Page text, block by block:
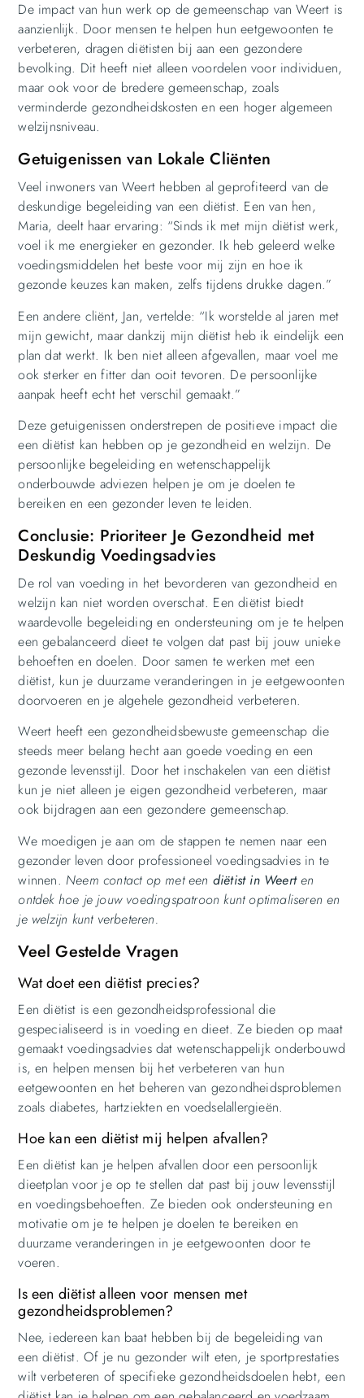
De impact van hun werk op de gemeenschap van Weert is
aanzienlijk. Door mensen te helpen hun eetgewoonten te
verbeteren, dragen diëtisten bij aan een gezondere
bevolking. Dit heeft niet alleen voordelen voor individuen,
maar ook voor de bredere gemeenschap, zoals
verminderde gezondheidskosten en een hoger algemeen
welzijnsniveau.
Getuigenissen van Lokale Cliënten
Veel inwoners van Weert hebben al geprofiteerd van de
deskundige begeleiding van een diëtist. Een van hen,
Maria, deelt haar ervaring: “Sinds ik met mijn diëtist werk,
voel ik me energieker en gezonder. Ik heb geleerd welke
voedingsmiddelen het beste voor mij zijn en hoe ik
gezonde keuzes kan maken, zelfs tijdens drukke dagen.”
Een andere cliënt, Jan, vertelde: “Ik worstelde al jaren met
mijn gewicht, maar dankzij mijn diëtist heb ik eindelijk een
plan dat werkt. Ik ben niet alleen afgevallen, maar voel me
ook sterker en fitter dan ooit tevoren. De persoonlijke
aanpak heeft echt het verschil gemaakt.”
Deze getuigenissen onderstrepen de positieve impact die
een diëtist kan hebben op je gezondheid en welzijn. De
persoonlijke begeleiding en wetenschappelijk
onderbouwde adviezen helpen je om je doelen te
bereiken en een gezonder leven te leiden.
Conclusie: Prioriteer Je Gezondheid met
Deskundig Voedingsadvies
De rol van voeding in het bevorderen van gezondheid en
welzijn kan niet worden overschat. Een diëtist biedt
waardevolle begeleiding en ondersteuning om je te helpen
een gebalanceerd dieet te volgen dat past bij jouw unieke
behoeften en doelen. Door samen te werken met een
diëtist, kun je duurzame veranderingen in je eetgewoonten
doorvoeren en je algehele gezondheid verbeteren.
Weert heeft een gezondheidsbewuste gemeenschap die
steeds meer belang hecht aan goede voeding en een
gezonde levensstijl. Door het inschakelen van een diëtist
kun je niet alleen je eigen gezondheid verbeteren, maar
ook bijdragen aan een gezondere gemeenschap.
We moedigen je aan om de stappen te nemen naar een
gezonder leven door professioneel voedingsadvies in te
winnen. Neem contact op met een diëtist in Weerten
ontdek hoe je jouw voedingspatroon kunt optimaliseren en
je welzijn kunt verbeteren.
Veel Gestelde Vragen
Wat doet een diëtist precies?
Een diëtist is een gezondheidsprofessional die
gespecialiseerd is in voeding en dieet. Ze bieden op maat
gemaakt voedingsadvies dat wetenschappelijk onderbouwd
is, en helpen mensen bij het verbeteren van hun
eetgewoonten en het beheren van gezondheidsproblemen
zoals diabetes, hartziekten en voedselallergieën.
Hoe kan een diëtist mij helpen afvallen?
Een diëtist kan je helpen afvallen door een persoonlijk
dieetplan voor je op te stellen dat past bij jouw levensstijl
en voedingsbehoeften. Ze bieden ook ondersteuning en
motivatie om je te helpen je doelen te bereiken en
duurzame veranderingen in je eetgewoonten door te
voeren.
Is een diëtist alleen voor mensen met
gezondheidsproblemen?
Nee, iedereen kan baat hebben bij de begeleiding van
een diëtist. Of je nu gezonder wilt eten, je sportprestaties
wilt verbeteren of specifieke gezondheidsdoelen hebt, een